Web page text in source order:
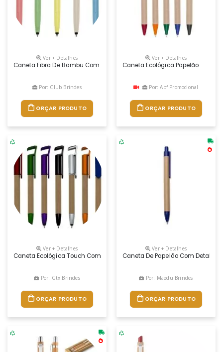
Ver + Detalhes
Caneta Fibra De Bambu Com Suporte Para Celular, Ponteira Touch
Por: Club Brindes
ORÇAR PRODUTO
Ver + Detalhes
Caneta Ecológica Papelão
Por: Abf Promocional
ORÇAR PRODUTO
Ver + Detalhes
Caneta Ecológica Touch Com Suporte Em Plástico Colorido
Por: Gtx Brindes
ORÇAR PRODUTO
Ver + Detalhes
Caneta De Papelão Com
Por: Maedu Brindes
ORÇAR PRODUTO